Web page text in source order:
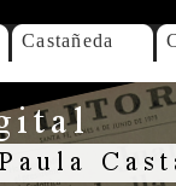
Castañeda